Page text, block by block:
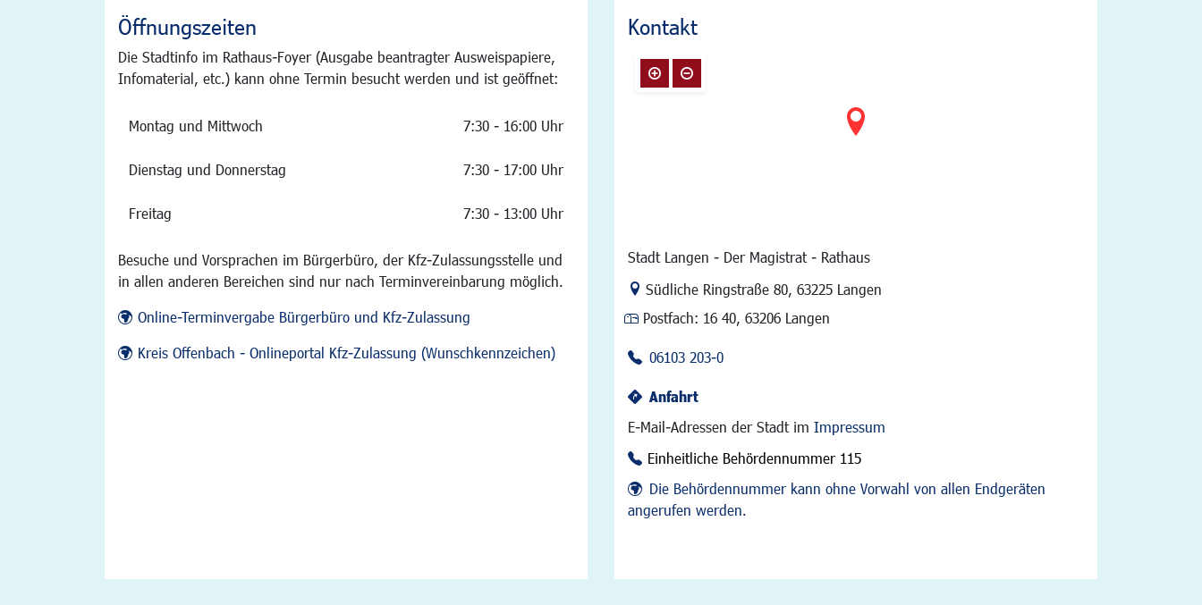
Öffnungszeiten
Die Stadtinfo im Rathaus-Foyer (Ausgabe beantragter Ausweispapiere,
Infomaterial, etc.) kann ohne Termin besucht werden und ist geöffnet:
Montag und Mittwoch 7:30 - 16:00 Uhr
Dienstag und Donnerstag 7:30 - 17:00 Uhr
Freitag 7:30 - 13:00 Uhr
Besuche und Vorsprachen im Bürgerbüro, der Kfz-Zulassungsstelle und
in allen anderen Bereichen sind nur nach Terminvereinbarung möglich.
Online-Terminvergabe Bürgerbüro und Kfz-Zulassung
Kreis Offenbach - Onlineportal Kfz-Zulassung (Wunschkennzeichen)
Kontakt
Stadt Langen - Der Magistrat - Rathaus
Link zur Google-Maps Navigation
Südliche Ringstraße 80, 63225 Langen
Postfach: 16 40, 63206 Langen
06103 203-0
Anfahrt
E-Mail-Adressen der Stadt im Impressum
Einheitliche Behördennummer 115
Die Behördennummer kann ohne Vorwahl von allen Endgeräten
angerufen werden.